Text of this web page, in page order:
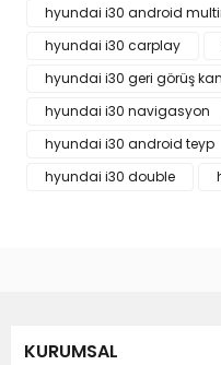
Görüş ve önerileriniz için
Ürün açıklamasında
Ürün bilgilerinde hatalar
Ürün fiyatı diğer
Bu ürüne benzer farklı
hyundai i30 android
hyundai i30 carplay
hyundai i30 geri görüş
hyundai i30 navigasyon
hyundai i30 android teyp
hyundai i30 double
KURUMSAL